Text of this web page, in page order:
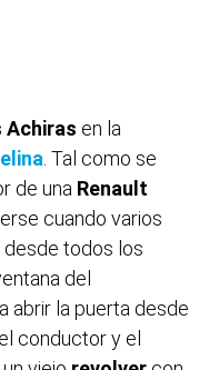
Achiras en la
. Tal como se
de una Renault
cuando varios
todos los
del
abrir la puerta desde
conductor y el